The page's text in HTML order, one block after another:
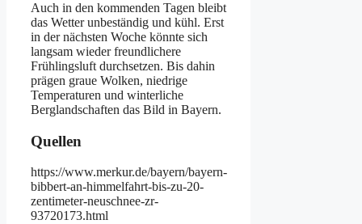
Auch in den kommenden Tagen bleibt
das Wetter unbeständig und kühl. Erst
in der nächsten Woche könnte sich
langsam wieder freundlichere
Frühlingsluft durchsetzen. Bis dahin
prägen graue Wolken, niedrige
Temperaturen und winterliche
Berglandschaften das Bild in Bayern.
Quellen
https://www.merkur.de/bayern/bayern-
bibbert-an-himmelfahrt-bis-zu-20-
zentimeter-neuschnee-zr-
93720173.html